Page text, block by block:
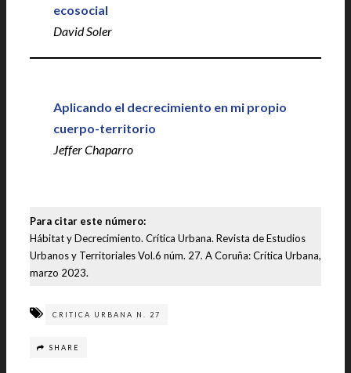
ecosocial
David Soler
Aplicando el decrecimiento en mi propio
cuerpo-territorio
Jeffer Chaparro
Para citar este número:
Hábitat y Decrecimiento. Crítica Urbana. Revista de Estudios
Urbanos y Territoriales Vol.6 núm. 27. A Coruña: Crítica Urbana,
marzo 2023.
CRITICA URBANA N. 27
SHARE